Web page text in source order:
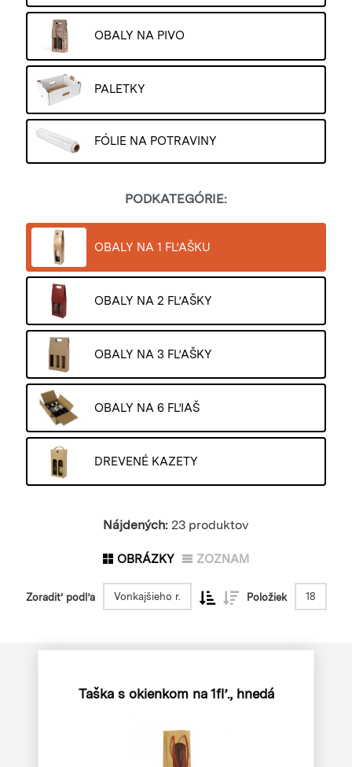
OBALY NA PIVO
PALETKY
FÓLIE NA POTRAVINY
PODKATEGÓRIE:
OBALY NA 1 FĽAŠKU
OBALY NA 2 FĽAŠKY
OBALY NA 3 FĽAŠKY
OBALY NA 6 FĽIAŠ
DREVENÉ KAZETY
Nájdených: 23 produktov
OBRÁZKY ZOZNAM
Zoradiť podľa Vonkajšieho r. Položiek 18
Taška s okienkom na 1fľ., hnedá